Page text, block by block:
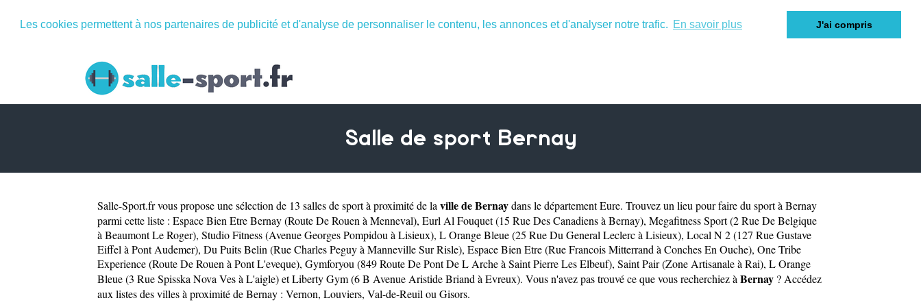
Les cookies permettent à nos partenaires de publicité et d'analyse de personnaliser le contenu, les annonces et d'analyser notre trafic. En savoir plus J'ai compris
Salle de sport Bernay
Salle-Sport.frvous propose une sélection de 13 salles de sport à proximité de la ville de Bernaydans le départementEure. Trouvez un lieu pour faire du sport à Bernay
parmi cette liste : Espace Bien Etre Bernay (Route De Rouen à Menneval), Eurl Al Fouquet (15 Rue Des Canadiens à Bernay), Megafitness Sport (2 Rue De Belgique
à Beaumont Le Roger), Studio Fitness (Avenue Georges Pompidou à Lisieux), L Orange Bleue (25 Rue Du General Leclerc à Lisieux), Local N 2 (127 Rue Gustave
Eiffel à Pont Audemer), Du Puits Belin (Rue Charles Peguy à Manneville Sur Risle), Espace Bien Etre (Rue Francois Mitterrand à Conches En Ouche), One Tribe
Experience (Route De Rouen à Pont L'eveque), Gymforyou (849 Route De Pont De L Arche à Saint Pierre Les Elbeuf), Saint Pair (Zone Artisanale à Rai), L Orange
Bleue (3 Rue Spisska Nova Ves à L'aigle)etLiberty Gym (6 B Avenue Aristide Briand à Evreux). Vous n'avez pas trouvé ce que vous recherchiez à Bernay ? Accédez
aux listes des villes à proximité de Bernay : Vernon, Louviers, Val-de-Reuil ou Gisors.